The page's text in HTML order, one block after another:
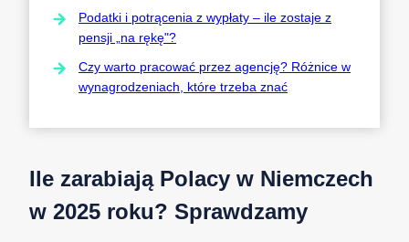
Podatki i potrącenia z wypłaty – ile zostaje z
pensji „na rękę"?
Czy warto pracować przez agencję? Różnice w
wynagrodzeniach, które trzeba znać
Ile zarabiają Polacy w Niemczech
w 2025 roku? Sprawdzamy